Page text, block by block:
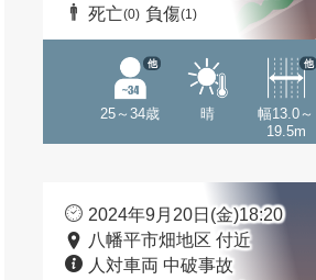
死亡(0) 負傷(1)
25～34歳
他
晴
幅13.0～
19.5m
他
2024年9月20日(金)18:20
八幡平市畑地区 付近
人対車両 中破事故